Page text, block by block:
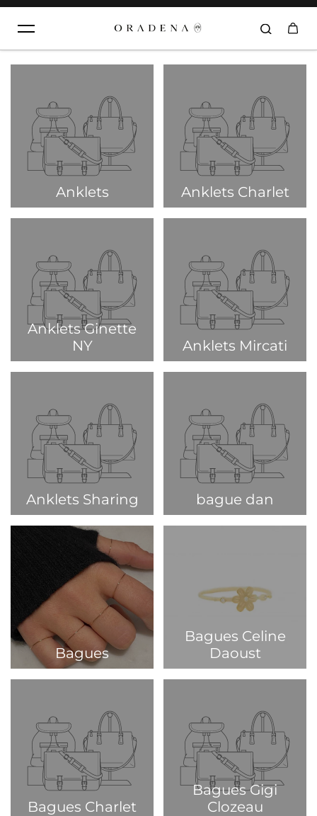
Anklets Anklets Charlet
Anklets Ginette
NY
Anklets Mircati
Anklets Sharing bague dan
Bagues
Bagues Celine
Daoust
Bagues Charlet
Bagues Gigi
Clozeau